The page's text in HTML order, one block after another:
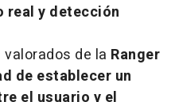
real y detección
de la Ranger
de establecer un
el usuario y el